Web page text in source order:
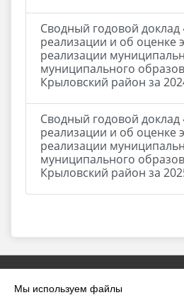
Мы используем файлы
Сводный годовой доклад
реализации и об оценке
реализации
муниципального
Крыловский район за
Сводный годовой доклад
реализации и об оценке
реализации
муниципального
Крыловский район за